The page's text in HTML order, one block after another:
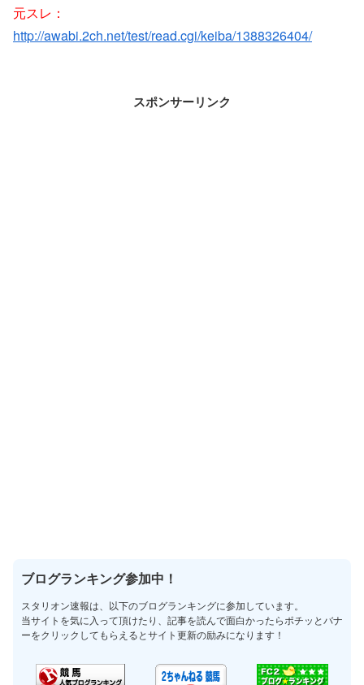
元スレ：
http://awabi.2ch.net/test/read.cgi/keiba/1388326404/
スポンサーリンク
ブログランキング参加中！
スタリオン速報は、以下のブログランキングに参加しています。
当サイトを気に入って頂けたり、記事を読んで面白かったらポチッとバナ
ーをクリックしてもらえるとサイト更新の励みになります！